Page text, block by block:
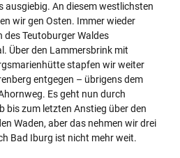
ausgiebig. An diesem westlichsten
wir gen Osten. Immer wieder
des Teutoburger Waldes
Über den Lammersbrink mit
stapfen wir weiter
entgegen – übrigens dem
Es geht nun durch
bis zum letzten Anstieg über den
Waden, aber das nehmen wir drei
Bad Iburg ist nicht mehr weit.